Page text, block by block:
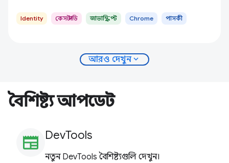
Identity কেস স্টাডি জাভাস্ক্রিপ্ট Chrome পাসকী
আরও দেখুনexpand_more
বৈশিষ্ট্য আপডেট
newspaper DevTools
নতুন DevTools বৈশিষ্ট্যগুলি দেখুন।